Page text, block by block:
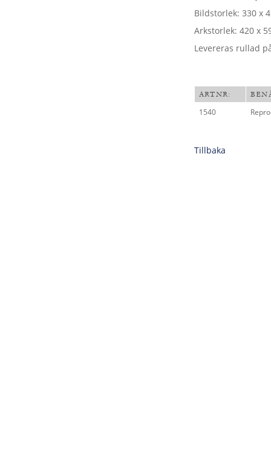
Bildstorlek: 330 x
Arkstorlek: 420 x
Levereras rullad
ARTNR:
1540
Tillbaka